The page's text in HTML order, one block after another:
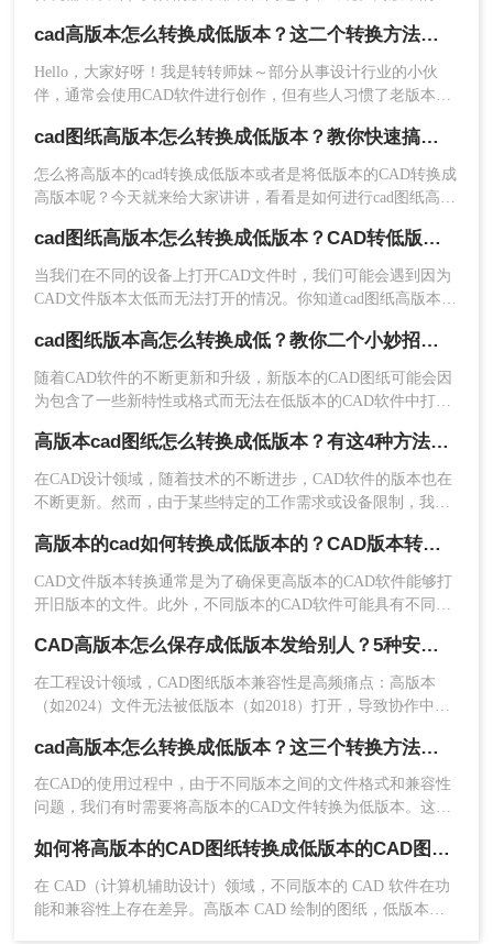
2、选择CAD转换-CAD版本转换，接下来的操
作也是十分的简单，点击添加文件。
3、文件上传后，设置一下要转换的版本，然
后点击开始转换。
在转换前，务必备份原始文件，以防数据丢
失。确保所选的低版本格式在目标CAD软件中可
总结
以上就是高版本cad图纸怎么转换成低版本图纸的方
法介绍了。每种方法都有其优缺点，用户可以根据
都需要注意文件的安全性和准确性，确保转换后的
享和协作带来了不便。那么高版本cad图纸怎么转换成低版本图
纸呢？本文将介绍两种将高版本CAD图纸转换为低版本的方
法，帮助您轻松解决这一问题。
cad高版本怎么转换成低版本？这二个转换方法非常简单！
Hello，大家好呀！我是转转师妹～部分从事设计行业的小伙
伴，通常会使用CAD软件进行创作，但有些人习惯了老版本的
低打不开文件的情况。其实要解决这一困扰并不难，我们只要
将新版本的CAD图纸转换为旧版本即可。那么cad高版本怎么转
换成低版本呢？别着急，马上为大家揭晓谜底，还附带着详细
的方法技巧哦！正好有此需要的小伙伴就赶紧往下看吧~
cad图纸高版本怎么转换成低版本？教你快速搞定！
怎么将高版本的cad转换成低版本或者是将低版本的CAD转换成
高版本呢？今天就来给大家讲讲，看看是如何进行cad图纸高版
本文就教大家一个比较简单的方法，计算机小白也能很快上
手，下面来看看cad版本转换的具体操作吧。
cad图纸高版本怎么转换成低版本？CAD转低版本的两种方法
当我们在不同的设备上打开CAD文件时，我们可能会遇到因为
CAD文件版本太低而无法打开的情况。你知道cad图纸高版本怎
好了，那么今天，小编将与大家分享cad高版本转换成低版本相
关知识。
cad图纸版本高怎么转换成低？教你二个小妙招轻松搞定！
随着CAD软件的不断更新和升级，新版本的CAD图纸可能会因
为包含了一些新特性或格式而无法在低版本的CAD软件中打开
本较低时，您可能会感到困惑。那么cad图纸版本高怎么转换成
低呢？，以下是一些方法可以帮助您将高版本的CAD图纸转换
为低版本，以便在低版本的CAD软件中打开和编辑。
高版本cad图纸怎么转换成低版本？有这4种方法可以快速转换！
在CAD设计领域，随着技术的不断进步，CAD软件的版本也在
不断更新。然而，由于某些特定的工作需求或设备限制，我们
版本的CAD软件中能够正常打开和编辑。那么高版本cad图纸怎
么转换成低版本呢？本文将详细介绍四种将高版本CAD图纸转
换为低版本的方法，并给出具体的操作步骤和注意事项。
高版本的cad如何转换成低版本的？CAD版本转换方法分享！
CAD文件版本转换通常是为了确保更高版本的CAD软件能够打
开旧版本的文件。此外，不同版本的CAD软件可能具有不同的
用文件。
CAD高版本怎么保存成低版本发给别人？5种安全有效方法实测！
在工程设计领域，CAD图纸版本兼容性是高频痛点：高版本
（如2024）文件无法被低版本（如2018）打开，导致协作中
设置，造成图层丢失、标注错误。那么CAD高版本怎么保存成
低版本发给别人呢？本文基于AutoCAD 2024+系统实测，系统
梳理5种安全有效的版本转换方法，明确标注每种方案的适用边
阻！
cad高版本怎么转换成低版本？这三个转换方法非常简单！
在CAD的使用过程中，由于不同版本之间的文件格式和兼容性
问题，我们有时需要将高版本的CAD文件转换为低版本。这样
件。本文将介绍几种常用的cad高版本怎么转换成低版本的方
法。
如何将高版本的CAD图纸转换成低版本的CAD图纸？3种实用方法对比！
在 CAD（计算机辅助设计）领域，不同版本的 CAD 软件在功
能和兼容性上存在差异。高版本 CAD 绘制的图纸，低版本软